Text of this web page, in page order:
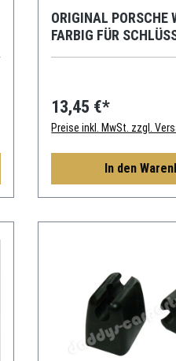
ORIGINAL PORSCHE
FARBIG FÜR
13,45 €*
Preise inkl. MwSt. zzgl.
In den